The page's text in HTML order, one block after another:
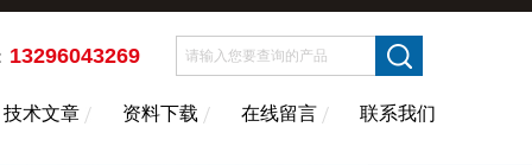
13296043269
技术文章 资料下载 在线留言 联系我们